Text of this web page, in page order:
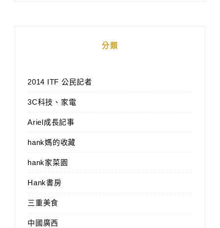
分類
2014 ITF 公民記者
3C科技、家電
Ariel成長記事
hank媽的收藏
hank家菜園
Hank書房
三重美食
中國廣西